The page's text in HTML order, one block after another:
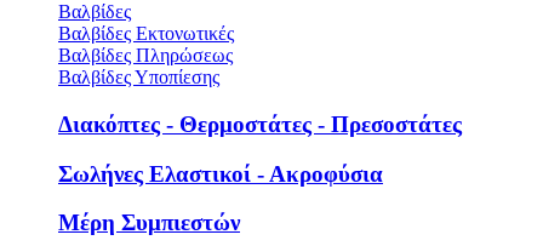
Βαλβίδες
Βαλβίδες Εκτονωτικές
Βαλβίδες Πληρώσεως
Βαλβίδες Υποπίεσης
Διακόπτες - Θερμοστάτες - Πρεσοστάτες
Σωλήνες Ελαστικοί - Ακροφύσια
Μέρη Συμπιεστών